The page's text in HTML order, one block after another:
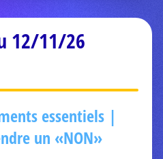
12/11/26
essentiels |
un «NON»